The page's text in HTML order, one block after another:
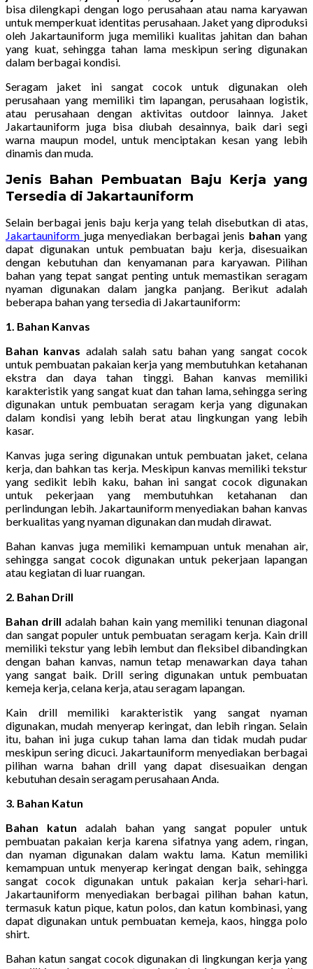
bisa dilengkapi dengan logo perusahaan atau nama karyawan
untuk memperkuat identitas perusahaan. Jaket yang diproduksi
oleh Jakartauniform juga memiliki kualitas jahitan dan bahan
yang kuat, sehingga tahan lama meskipun sering digunakan
dalam berbagai kondisi.
Seragam jaket ini sangat cocok untuk digunakan oleh
perusahaan yang memiliki tim lapangan, perusahaan logistik,
atau perusahaan dengan aktivitas outdoor lainnya. Jaket
Jakartauniform juga bisa diubah desainnya, baik dari segi
warna maupun model, untuk menciptakan kesan yang lebih
dinamis dan muda.
Jenis Bahan Pembuatan Baju Kerja yang
Tersedia di Jakartauniform
Selain berbagai jenis baju kerja yang telah disebutkan di atas,
Jakartauniform juga menyediakan berbagai jenis bahan yang
dapat digunakan untuk pembuatan baju kerja, disesuaikan
dengan kebutuhan dan kenyamanan para karyawan. Pilihan
bahan yang tepat sangat penting untuk memastikan seragam
nyaman digunakan dalam jangka panjang. Berikut adalah
beberapa bahan yang tersedia di Jakartauniform:
1. Bahan Kanvas
Bahan kanvas adalah salah satu bahan yang sangat cocok
untuk pembuatan pakaian kerja yang membutuhkan ketahanan
ekstra dan daya tahan tinggi. Bahan kanvas memiliki
karakteristik yang sangat kuat dan tahan lama, sehingga sering
digunakan untuk pembuatan seragam kerja yang digunakan
dalam kondisi yang lebih berat atau lingkungan yang lebih
kasar.
Kanvas juga sering digunakan untuk pembuatan jaket, celana
kerja, dan bahkan tas kerja. Meskipun kanvas memiliki tekstur
yang sedikit lebih kaku, bahan ini sangat cocok digunakan
untuk pekerjaan yang membutuhkan ketahanan dan
perlindungan lebih. Jakartauniform menyediakan bahan kanvas
berkualitas yang nyaman digunakan dan mudah dirawat.
Bahan kanvas juga memiliki kemampuan untuk menahan air,
sehingga sangat cocok digunakan untuk pekerjaan lapangan
atau kegiatan di luar ruangan.
2. Bahan Drill
Bahan drill adalah bahan kain yang memiliki tenunan diagonal
dan sangat populer untuk pembuatan seragam kerja. Kain drill
memiliki tekstur yang lebih lembut dan fleksibel dibandingkan
dengan bahan kanvas, namun tetap menawarkan daya tahan
yang sangat baik. Drill sering digunakan untuk pembuatan
kemeja kerja, celana kerja, atau seragam lapangan.
Kain drill memiliki karakteristik yang sangat nyaman
digunakan, mudah menyerap keringat, dan lebih ringan. Selain
itu, bahan ini juga cukup tahan lama dan tidak mudah pudar
meskipun sering dicuci. Jakartauniform menyediakan berbagai
pilihan warna bahan drill yang dapat disesuaikan dengan
kebutuhan desain seragam perusahaan Anda.
3. Bahan Katun
Bahan katun adalah bahan yang sangat populer untuk
pembuatan pakaian kerja karena sifatnya yang adem, ringan,
dan nyaman digunakan dalam waktu lama. Katun memiliki
kemampuan untuk menyerap keringat dengan baik, sehingga
sangat cocok digunakan untuk pakaian kerja sehari-hari.
Jakartauniform menyediakan berbagai pilihan bahan katun,
termasuk katun pique, katun polos, dan katun kombinasi, yang
dapat digunakan untuk pembuatan kemeja, kaos, hingga polo
shirt.
Bahan katun sangat cocok digunakan di lingkungan kerja yang